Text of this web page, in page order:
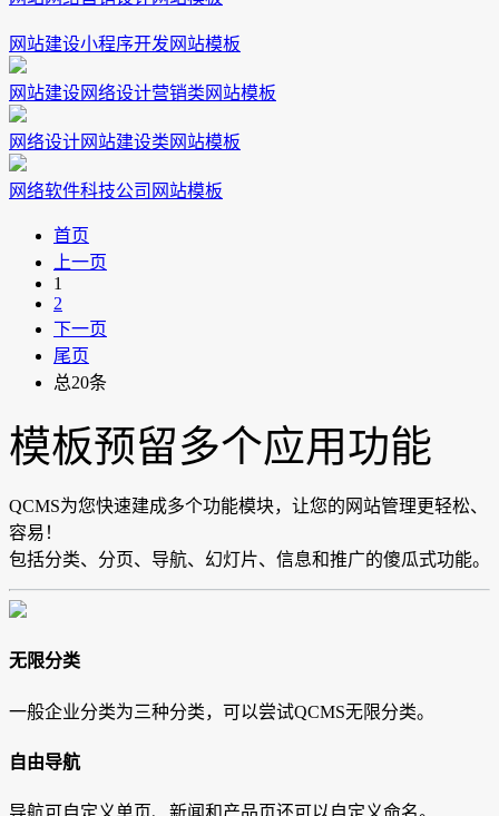
网站建设小程序开发网站模板
网站建设网络设计营销类网站模板
网络设计网站建设类网站模板
网络软件科技公司网站模板
首页
上一页
1
2
下一页
尾页
总20条
模板预留多个应用功能
QCMS为您快速建成多个功能模块，让您的网站管理更轻松、
容易！
包括分类、分页、导航、幻灯片、信息和推广的傻瓜式功能。
无限分类
一般企业分类为三种分类，可以尝试QCMS无限分类。
自由导航
导航可自定义单页、新闻和产品页还可以自定义命名。